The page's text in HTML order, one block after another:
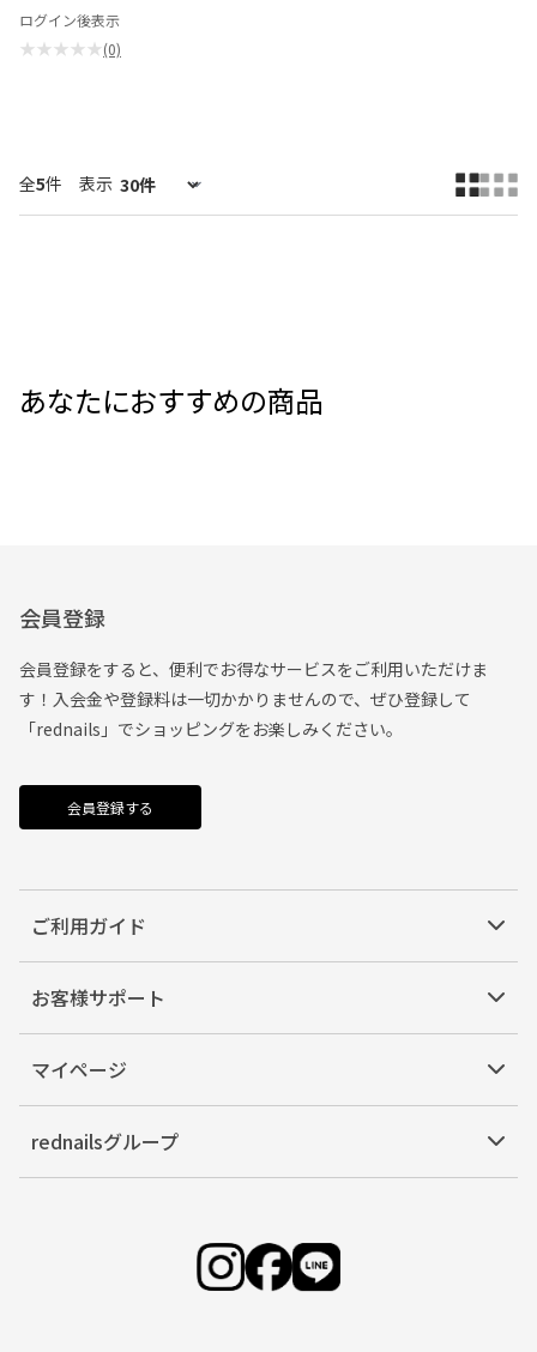
ログイン後表示
★★★★★(0)
全5件 表示
あなたにおすすめの商品
会員登録
会員登録をすると、便利でお得なサービスをご利用いただけま
す！入会金や登録料は一切かかりませんので、ぜひ登録して
「rednails」でショッピングをお楽しみください。
会員登録する
ご利用ガイド
お客様サポート
マイページ
rednailsグループ